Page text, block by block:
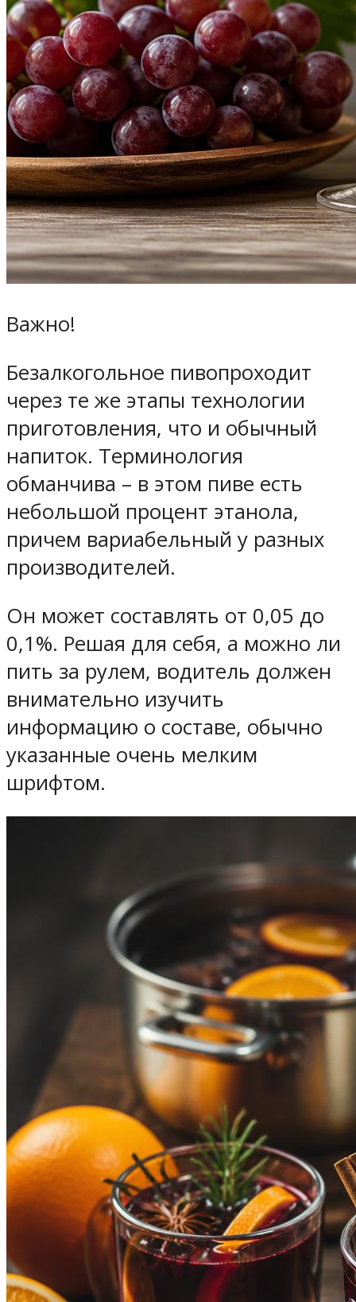
Важно!
Безалкогольное пивопроходит
через те же этапы технологии
приготовления, что и обычный
напиток. Терминология
обманчива – в этом пиве есть
небольшой процент этанола,
причем вариабельный у разных
производителей.
Он может составлять от 0,05 до
0,1%. Решая для себя, а можно ли
пить за рулем, водитель должен
внимательно изучить
информацию о составе, обычно
указанные очень мелким
шрифтом.